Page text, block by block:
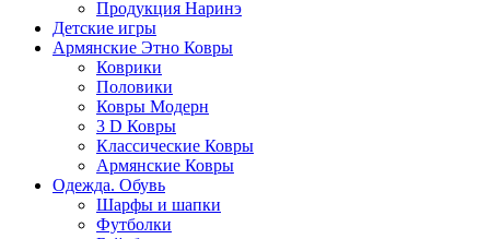
Продукция Наринэ
Детские игры
Армянские Этно Ковры
Коврики
Половики
Ковры Модерн
3 D Ковры
Классические Ковры
Армянские Ковры
Одежда. Обувь
Шарфы и шапки
Футболки